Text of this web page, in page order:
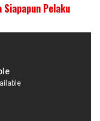
Pelaku